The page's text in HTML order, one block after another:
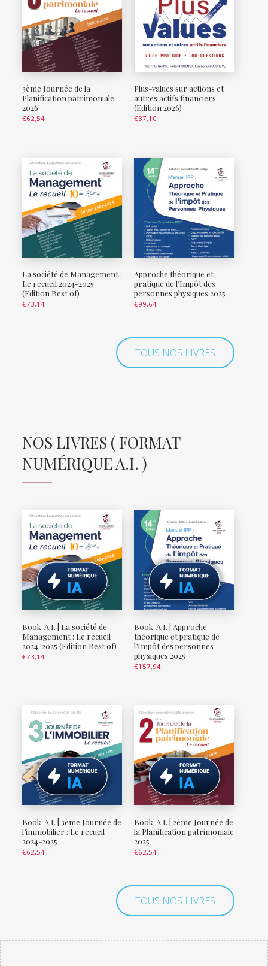
3ème Journée de la
Planification patrimoniale
2026
€62,54
Plus-values sur actions et
autres actifs financiers
(Edition 2026)
€37,10
La société de Management :
Le recueil 2024-2025
(Edition Best of)
€73,14
Approche théorique et
pratique de l’Impôt des
personnes physiques 2025
€99,64
TOUS NOS LIVRES
NOS LIVRES ( FORMAT
NUMÉRIQUE A.I. )
Book-A.I. | La société de
Management : Le recueil
2024-2025 (Edition Best of)
€73,14
Book-A.I. | Approche
théorique et pratique de
l’Impôt des personnes
physiques 2025
€157,94
Book-A.I. | 3ème Journée de
l’immobilier : Le recueil
2024-2025
€62,54
Book-A.I. | 2ème Journée de
la Planification patrimoniale
2025
€62,54
TOUS NOS LIVRES